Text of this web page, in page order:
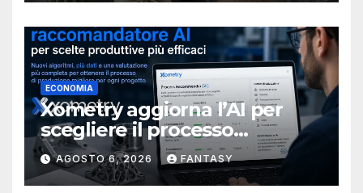
ECONOMIA
Xometry aggiorna l’AI per
scegliere il processo
produttivo più adatto
AGOSTO 6, 2026 FANTASY